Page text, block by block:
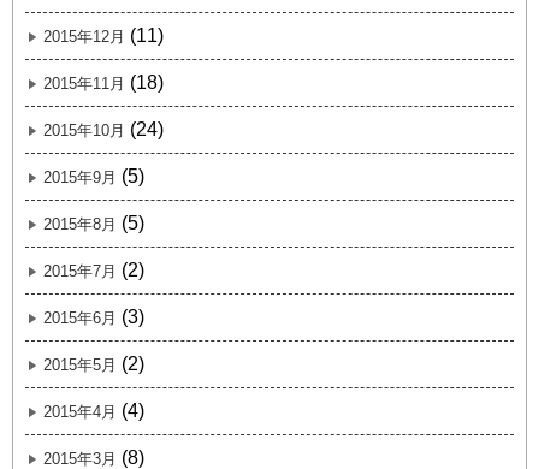
2015年12月 (11)
2015年11月 (18)
2015年10月 (24)
2015年9月 (5)
2015年8月 (5)
2015年7月 (2)
2015年6月 (3)
2015年5月 (2)
2015年4月 (4)
2015年3月 (8)